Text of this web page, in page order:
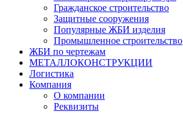
Гражданское строительство
Защитные сооружения
Популярные ЖБИ изделия
Промышленное строительство
ЖБИ по чертежам
МЕТАЛЛОКОНСТРУКЦИИ
Логистика
Компания
О компании
Реквизиты